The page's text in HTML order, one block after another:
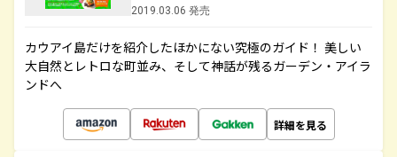
2019.03.06 発売
カウアイ島だけを紹介したほかにない究極のガイド！ 美しい
大自然とレトロな町並み、そして神話が残るガーデン・アイラ
ンドへ
詳細を見る